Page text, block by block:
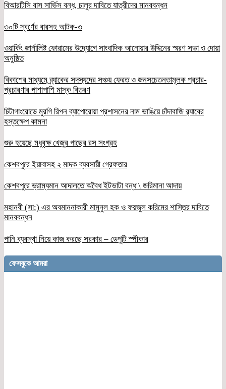
বিআরটিসি বাস সার্ভিস বন্ধ, চালুর দাবিতে যাত্রীদের মানববন্ধন
৩০টি স্বর্ণের বারসহ আটক-৩
ওয়ার্কিং জার্নালিষ্ট ফোরামের উদ্যোগে সাংবাদিক আনোয়ার উদ্দিনের স্মরণ সভা ও দোয়া
অনুষ্ঠিত
বিকাশের মাধ্যমে ব্র্যাকের সদস্যদের সঞ্চয় ফেরত ও জনসচেতনতামূলক প্রচার-
প্রচারণার পাশাপাশি মাস্ক বিতরণ
চিটাগাংরোডে মুরগি রিপন ব্যাপোরোয়া প্রশাসনের নাম ভাঙিয়ে চাঁদাবাজি র‌্যাবের
হস্তক্ষেপ কামনা
শুরু হয়েছে মধুবৃক্ষ খেজুর গাছের রস সংগ্রহ
কেশবপুরে ইয়াবাসহ ২ মাদক ব্যবসায়ী গ্রেফতার
কেশবপুরে ভ্রাম্যমান আদালতে অবৈধ ইটভাটা বন্ধ \ জরিমানা আদায়
মহানবী (সা:) এর অবমাননাকারী মামুনুল হক ও ফয়জুল করিমের শাস্তির দাবিতে
মানববন্ধন
পানি ব্যবস্থা নিয়ে কাজ করছে সরকার – ডেপুটি স্পীকার
ফেসবুকে আমরা